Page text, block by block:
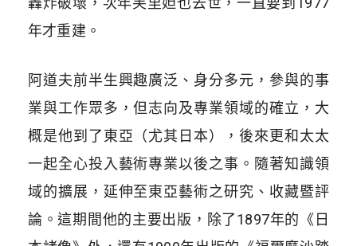
年才重建。
阿道夫前半生興趣廣泛、身分多元，參與的事
業與工作眾多，但志向及專業領域的確立，大
概是他到了東亞（尤其日本），後來更和太太
一起全心投入藝術專業以後之事。隨著知識領
域的擴展，延伸至東亞藝術之研究、收藏暨評
論。這期間他的主要出版，除了1897年的《日